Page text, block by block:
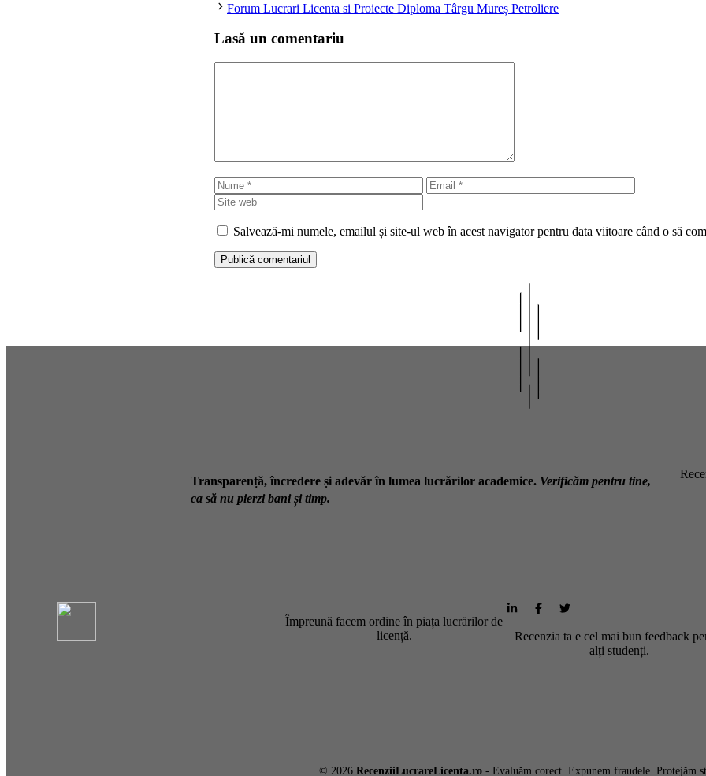
Forum Lucrari Licenta si Proiecte Diploma Târgu Mureș Petroliere
Lasă un comentariu
Nume Email
web
Salvează-mi numele, emailul și site-ul web în acest navigator pentru data viitoare când o să
Transparență, încredere și adevăr în lumea lucrărilor academice. Verificăm pentru tine,
ca să nu pierzi bani și timp.
Împreună facem ordine în piața lucrărilor de
licență.
Recenzia ta e cel mai bun feedback
alți studenți.
© 2026 RecenziiLucrareLicenta.ro- Evaluăm corect. Expunem fraudele. Protejăm